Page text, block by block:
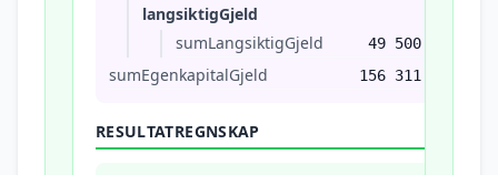
langsiktigGjeld
sumLangsiktigGjeld
49 500
sumEgenkapitalGjeld 156 311
RESULTATREGNSKAP